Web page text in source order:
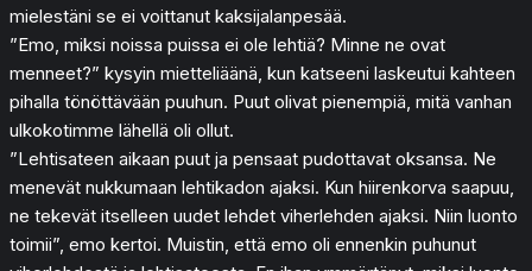
mielestäni se ei voittanut kaksijalanpesää.
”Emo, miksi noissa puissa ei ole lehtiä? Minne ne ovat
menneet?” kysyin mietteliäänä, kun katseeni laskeutui kahteen
pihalla tönöttävään puuhun. Puut olivat pienempiä, mitä vanhan
ulkokotimme lähellä oli ollut.
”Lehtisateen aikaan puut ja pensaat pudottavat oksansa. Ne
menevät nukkumaan lehtikadon ajaksi. Kun hiirenkorva saapuu,
ne tekevät itselleen uudet lehdet viherlehden ajaksi. Niin luonto
toimii”, emo kertoi. Muistin, että emo oli ennenkin puhunut